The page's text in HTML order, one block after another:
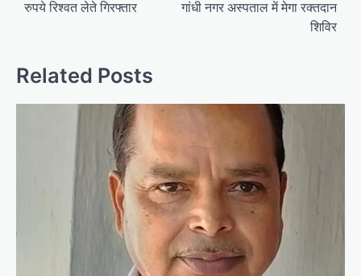
रुपये रिश्वत लेते गिरफ्तार
गांधी नगर अस्पताल में मेगा रक्तदान
शिविर
Related Posts